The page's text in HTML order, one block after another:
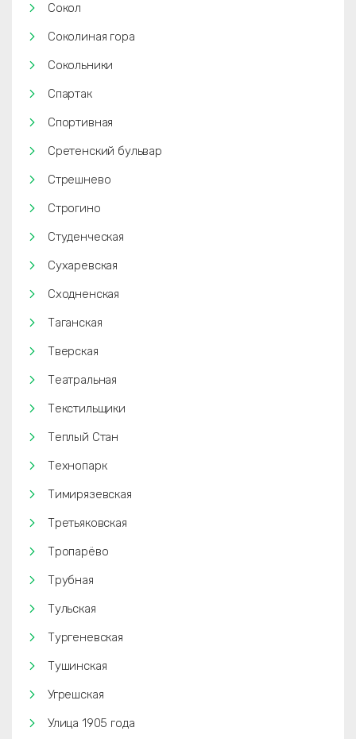
Сокол
Соколиная гора
Сокольники
Спартак
Спортивная
Сретенский бульвар
Стрешнево
Строгино
Студенческая
Сухаревская
Сходненская
Таганская
Тверская
Театральная
Текстильщики
Теплый Стан
Технопарк
Тимирязевская
Третьяковская
Тропарёво
Трубная
Тульская
Тургеневская
Тушинская
Угрешская
Улица 1905 года